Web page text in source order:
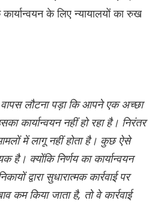
के लिए न्यायालयों का रुख
लौटना पड़ा कि आपने एक अच्छा
कार्यान्वयन नहीं हो रहा है। निरंतर
में लागू नहीं होता है। कुछ ऐसे
क्योंकि निर्णय का कार्यान्वयन
द्वारा सुधारात्मक कार्रवाई पर
कम किया जाता है, तो वे कार्रवाई